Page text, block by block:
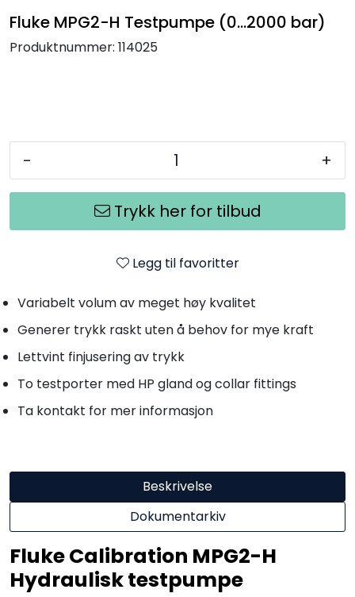
Fluke MPG2-H Testpumpe (0...2000 bar)
Produktnummer: 114025
- +
Trykk her for tilbud
Legg til favoritter
Variabelt volum av meget høy kvalitet
Generer trykk raskt uten å behov for mye kraft
Lettvint finjusering av trykk
To testporter med HP gland og collar fittings
Ta kontakt for mer informasjon
Beskrivelse
Dokumentarkiv
Fluke Calibration MPG2-H
Hydraulisk testpumpe
Tilbehør
Kampanjer